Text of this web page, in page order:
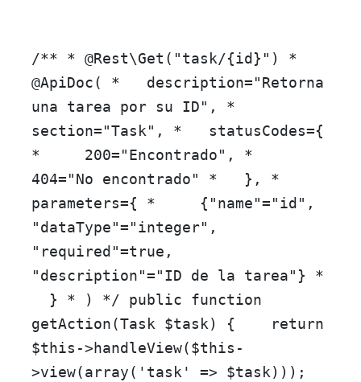
/** * @Rest\Get("task/{id}") *
@ApiDoc( * description="Retorna
una tarea por su ID", *
section="Task", * statusCodes={
* 200="Encontrado", *
404="No encontrado" * }, *
parameters={ * {"name"="id",
"dataType"="integer",
"required"=true,
"description"="ID de la tarea"} *
} * ) */
public
function
getAction(Task $task) {
return
$this ->handleView($this -
>view(array( 'task' => $task)));